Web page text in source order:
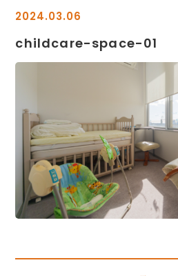
2024.03.06
childcare-space-01